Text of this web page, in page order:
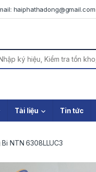
haiphathadong@gmail.com
for:
Tài liệu Tin tức
NTN 6308LLUC3